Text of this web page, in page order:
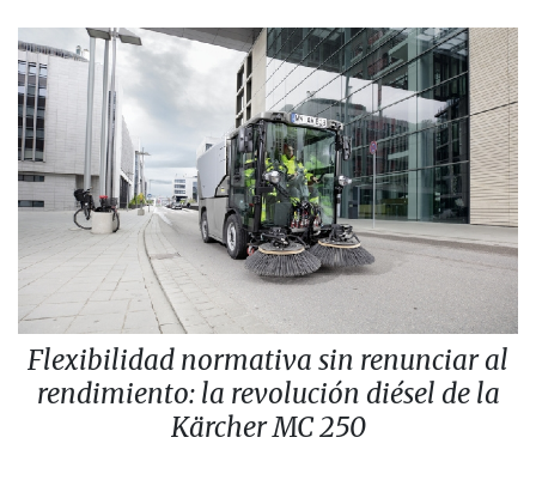
Flexibilidad normativa sin renunciar al
rendimiento: la revolución diésel de la
Kärcher MC 250